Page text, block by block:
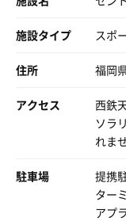
施設タイプ スポ
住所 福岡
アクセス
西鉄
ソラ
れま
駐車場
提携
ター
アプ